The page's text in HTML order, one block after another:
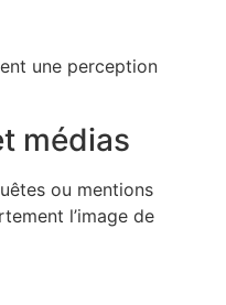
une perception
médias
ou mentions
l’image de